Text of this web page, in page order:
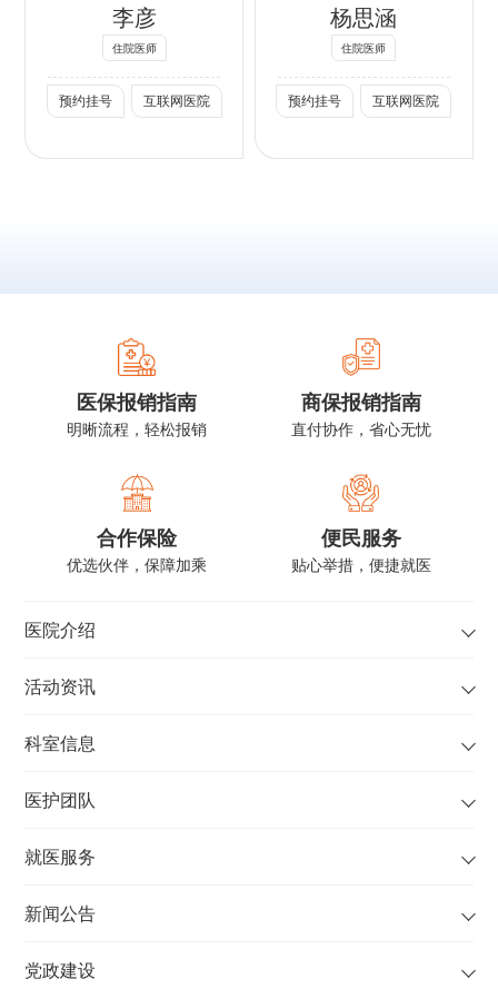
中国整形美容协会
超显微修复学分会
常务理事
科分会 委员
2. 填充注射：泪
沟、眶周细纹、法
令纹、颈纹填充，
基础水光、轮廓精
射，胶原及童颜材
整形、面/身体吸
脂、私密整形、鼻
综合整形、腋臭微
创治疗
社会任职：
中国整形美容协会
鼻整形分会委员、
中西医结合学会医
容分会委员、中国
会整形与美容专业
术：美容精细化切
除色素痣、囊肿等
皮肤肿物；违规 /
异常注射物微创取
臭）根治术；面部
社会任职：
社会任职：
中国整形美容协会
会 理事
中国面部整形与重
建外科学会眼整形
专业委员会 委员
与大健康产业大会
展大会眼整形专业
学术文章：
等. 显微技术辅助
睑成形术中的应
杂志，
2. 王成源. 注射用
李彦
住院医师
预约挂号 互联网医院
杨思涵
住院医师
预约挂号 互联网医院
痣、脂肪瘤等；面
部及眼部年轻化，
光电、肉毒素注射
及手术等。
医保报销指南
明晰流程，轻松报销
商保报销指南
直付协作，省心无忧
合作保险
优选伙伴，保障加乘
便民服务
贴心举措，便捷就医
医院介绍
活动资讯
科室信息
医护团队
就医服务
新闻公告
党政建设